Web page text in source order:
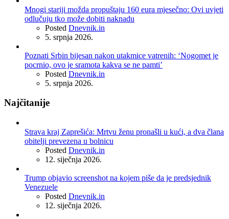
Mnogi stariji možda propuštaju 160 eura mjesečno: Ovi uvjeti
odlučuju tko može dobiti naknadu
Posted Dnevnik.in
5. srpnja 2026.
Poznati Srbin bijesan nakon utakmice vatrenih: ‘Nogomet je
pocrnio, ovo je sramota kakva se ne pamti’
Posted Dnevnik.in
5. srpnja 2026.
Najčitanije
Strava kraj Zaprešića: Mrtvu ženu pronašli u kući, a dva člana
obitelji prevezena u bolnicu
Posted Dnevnik.in
12. siječnja 2026.
Trump objavio screenshot na kojem piše da je predsjednik
Venezuele
Posted Dnevnik.in
12. siječnja 2026.